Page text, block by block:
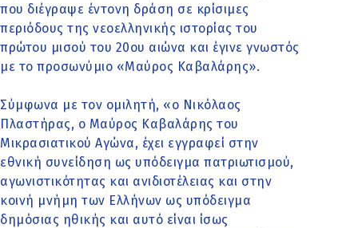
που διέγραψε έντονη δράση σε κρίσιμες
περιόδους της νεοελληνικής ιστορίας του
πρώτου μισού του 20ου αιώνα και έγινε γνωστός
με το προσωνύμιο «Μαύρος Καβαλάρης».
Σύμφωνα με τον ομιλητή, «ο Νικόλαος
Πλαστήρας, ο Μαύρος Καβαλάρης του
Μικρασιατικού Αγώνα, έχει εγγραφεί στην
εθνική συνείδηση ως υπόδειγμα πατριωτισμού,
αγωνιστικότητας και ανιδιοτέλειας και στην
κοινή μνήμη των Ελλήνων ως υπόδειγμα
δημόσιας ηθικής και αυτό είναι ίσως